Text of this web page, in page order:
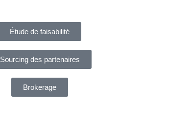
Étude de faisabilité
Sourcing des partenaires
Brokerage